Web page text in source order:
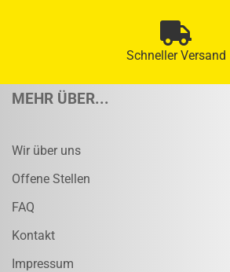
Schneller Versand
MEHR ÜBER...
Wir über uns
Offene Stellen
FAQ
Kontakt
Impressum